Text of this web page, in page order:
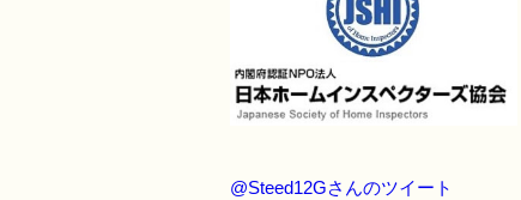
@Steed12Gさんのツイート